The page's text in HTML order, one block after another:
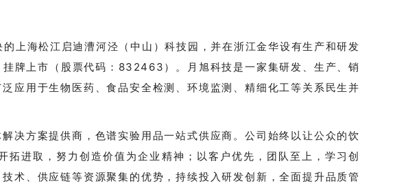
上海松江启迪漕河泾（中山）科技园，并在浙江金华设有生产和研发
牌上市（股票代码：832463）。月旭科技是一家集研发、生产、销
应用于生物医药、食品安全检测、环境监测、精细化工等关系民生并
决方案提供商，色谱实验用品一站式供应商。公司始终以让公众的饮
进取，努力创造价值为企业精神；以客户优先，团队至上，学习创
术、供应链等资源聚集的优势，持续投入研发创新，全面提升品质管